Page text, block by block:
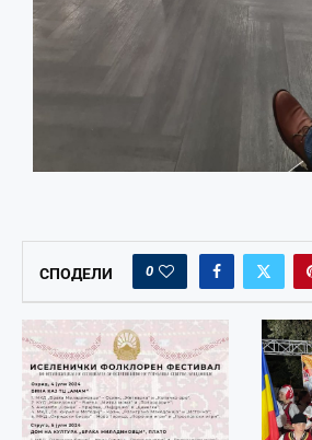
СПОДЕЛИ 0